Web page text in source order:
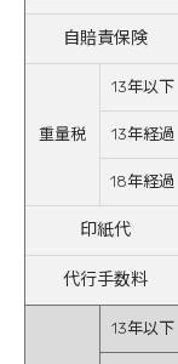
自賠責保険
重量税
13年以下
13年経過
18年経過
印紙代
代行手数料
13年以下